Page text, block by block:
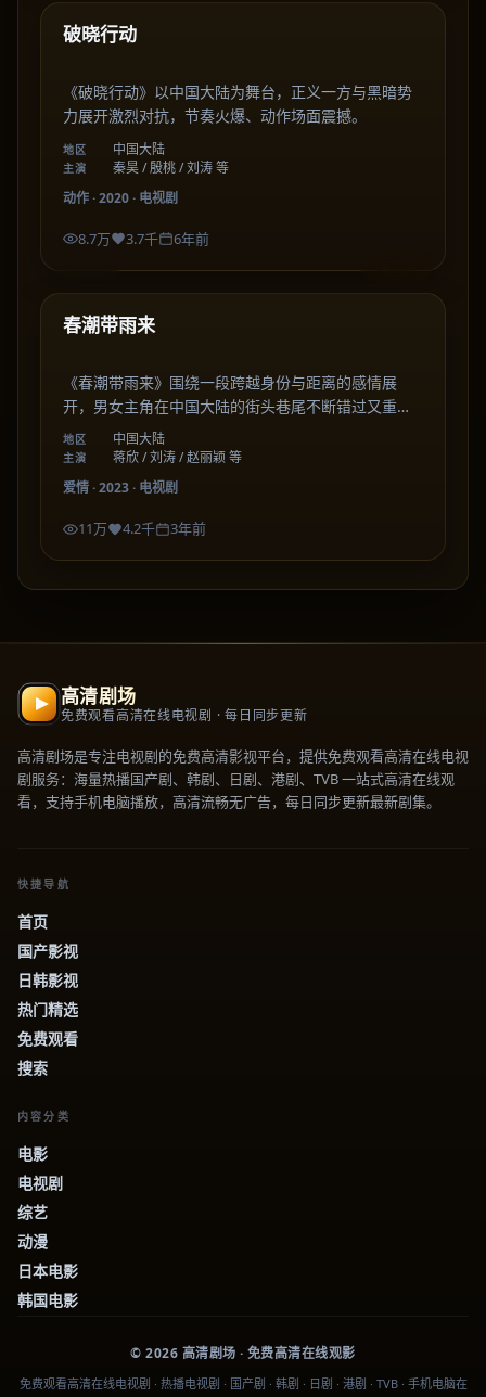
最新
破晓行动
《破晓行动》以中国大陆为舞台，正义一方与黑暗势
力展开激烈对抗，节奏火爆、动作场面震撼。
地区 中国大陆
主演
秦昊 / 殷桃 / 刘涛 等
动作·2020· 电视剧
8.7万 3.7千 6年前
最新
春潮带雨来
《春潮带雨来》围绕一段跨越身份与距离的感情展
开，男女主角在中国大陆的街头巷尾不断错过又重
逢，于柴米油盐之间道出最动人的告白。
地区 中国大陆
主演
蒋欣 / 刘涛 / 赵丽颖 等
爱情·2023· 电视剧
11万 4.2千 3年前
高清剧场
免费观看高清在线电视剧 · 每日同步更新
高清剧场是专注电视剧的免费高清影视平台，提供免费观看高清在线电视
剧服务：海量热播国产剧、韩剧、日剧、港剧、TVB 一站式高清在线观
看，支持手机电脑播放，高清流畅无广告，每日同步更新最新剧集。
快捷导航
首页
国产影视
日韩影视
热门精选
免费观看
搜索
内容分类
电影
电视剧
综艺
动漫
日本电影
韩国电影
©2026 高清剧场 · 免费高清在线观影
免费观看高清在线电视剧 · 热播电视剧 · 国产剧 · 韩剧 · 日剧 · 港剧 · TVB · 手机电脑在